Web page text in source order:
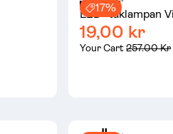
17%
LED -taklampan
19,00 kr
Your Cart257.00 Kr